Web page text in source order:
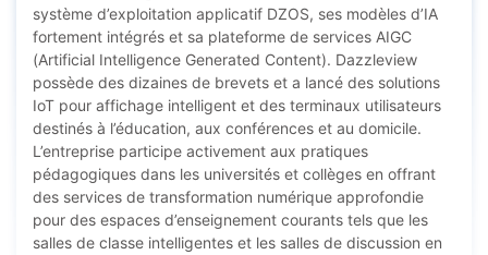
système d’exploitation applicatif DZOS, ses modèles d’IA
fortement intégrés et sa plateforme de services AIGC
(Artificial Intelligence Generated Content). Dazzleview
possède des dizaines de brevets et a lancé des solutions
IoT pour affichage intelligent et des terminaux utilisateurs
destinés à l’éducation, aux conférences et au domicile.
L’entreprise participe activement aux pratiques
pédagogiques dans les universités et collèges en offrant
des services de transformation numérique approfondie
pour des espaces d’enseignement courants tels que les
salles de classe intelligentes et les salles de discussion en